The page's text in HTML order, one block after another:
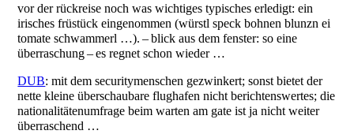
vor der rückreise noch was wichtiges typisches erledigt: ein
irisches früstück eingenommen (würstl speck bohnen blunzn ei
tomate schwammerl …). – blick aus dem fenster: so eine
überraschung – es regnet schon wieder …
DUB: mit dem securitymenschen gezwinkert; sonst bietet der
nette kleine überschaubare flughafen nicht berichtenswertes; die
nationalitätenumfrage beim warten am gate ist ja nicht weiter
überraschend …